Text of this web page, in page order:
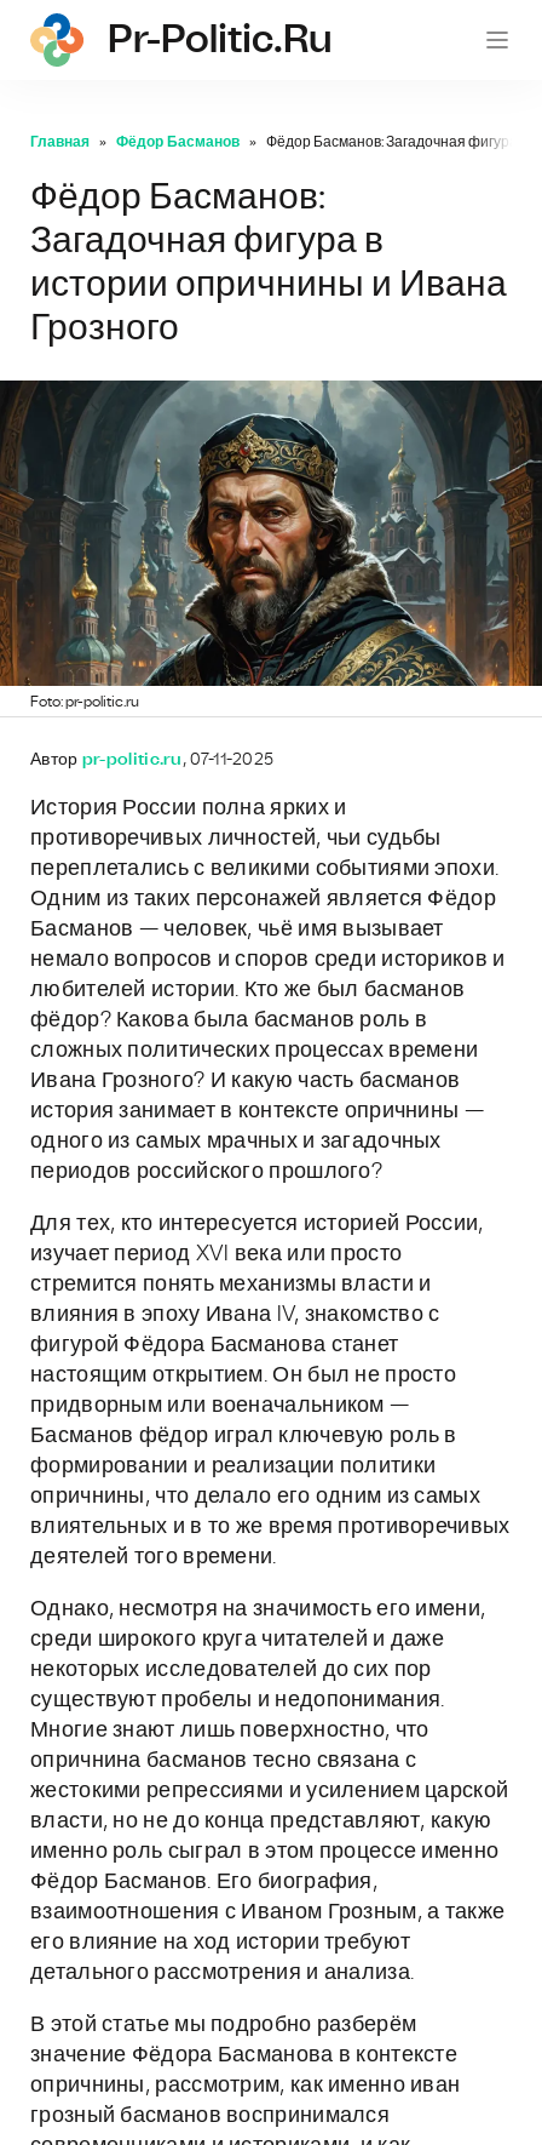
pr-
Pr-Politic.ru
Главная Фёдор Басманов Фёдор Басманов: Загадочная фигура в
Фёдор Басманов:
Загадочная фигура в
истории опричнины и Ивана
Грозного
Foto: pr-politic.ru
Автор pr-politic.ru , 07-11-2025
История России полна ярких и
противоречивых личностей, чьи судьбы
переплетались с великими событиями эпохи.
Одним из таких персонажей является Фёдор
Басманов — человек, чьё имя вызывает
немало вопросов и споров среди историков и
любителей истории. Кто же был басманов
фёдор? Какова была басманов роль в
сложных политических процессах времени
Ивана Грозного? И какую часть басманов
история занимает в контексте опричнины —
одного из самых мрачных и загадочных
периодов российского прошлого?
Для тех, кто интересуется историей России,
изучает период XVI века или просто
стремится понять механизмы власти и
влияния в эпоху Ивана IV, знакомство с
фигурой Фёдора Басманова станет
настоящим открытием. Он был не просто
придворным или военачальником —
Басманов фёдор играл ключевую роль в
формировании и реализации политики
опричнины, что делало его одним из самых
влиятельных и в то же время противоречивых
деятелей того времени.
Однако, несмотря на значимость его имени,
среди широкого круга читателей и даже
некоторых исследователей до сих пор
существуют пробелы и недопонимания.
Многие знают лишь поверхностно, что
опричнина басманов тесно связана с
жестокими репрессиями и усилением царской
власти, но не до конца представляют, какую
именно роль сыграл в этом процессе именно
Фёдор Басманов. Его биография,
взаимоотношения с Иваном Грозным, а также
его влияние на ход истории требуют
детального рассмотрения и анализа.
В этой статье мы подробно разберём
значение Фёдора Басманова в контексте
опричнины, рассмотрим, как именно иван
грозный басманов воспринимался